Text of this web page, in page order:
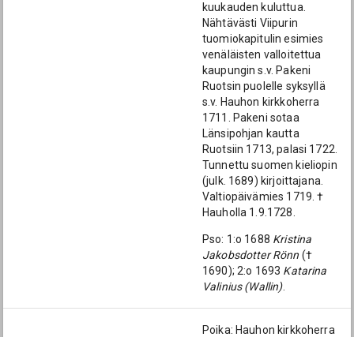
kuukauden kuluttua.
Nähtävästi Viipurin
tuomiokapitulin esimies
venäläisten valloitettua
kaupungin s.v. Pakeni
Ruotsin puolelle syksyllä
s.v. Hauhon kirkkoherra
1711. Pakeni sotaa
Länsipohjan kautta
Ruotsiin 1713, palasi 1722.
Tunnettu suomen kieliopin
(julk. 1689) kirjoittajana.
Valtiopäivämies 1719. †
Hauholla 1.9.1728.
Pso: 1:o 1688 Kristina
Jakobsdotter Rönn (†
1690); 2:o 1693 Katarina
Valinius (Wallin).
Poika: Hauhon kirkkoherra